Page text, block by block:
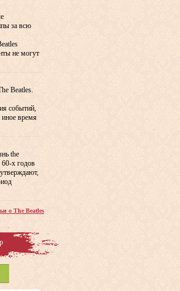
за всю
не могут
Beatles.
событий,
время
the
60-х годов
о The Beatles